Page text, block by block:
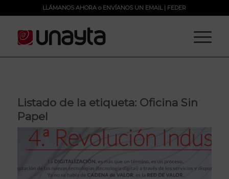
LLÁMANOS AHORA o ENVÍANOS UN EMAIL| FEDER
Listado de la etiqueta: Oficina Sin
Papel